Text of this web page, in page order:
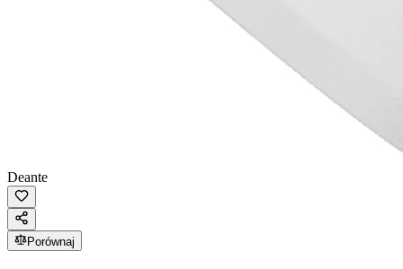
Deante
Porównaj